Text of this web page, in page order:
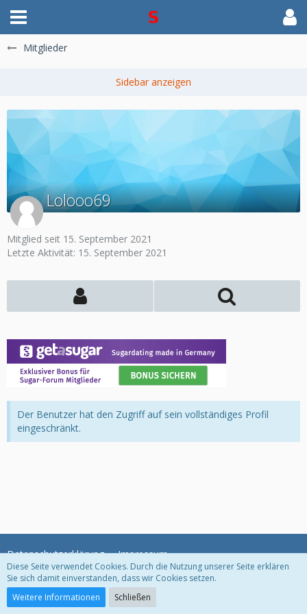
Mitglieder
Lolooo69
Mitglied seit 15. September 2021
Letzte Aktivität: 15. September 2021
Der Benutzer hat den Zugriff auf sein vollständiges Profil
eingeschränkt.
Datenschutzerklärung Impressum
Community-Software:
Diese Seite verwendet Cookies. Durch die Nutzung unserer Seite erklären
Sie sich damit einverstanden, dass wir Cookies setzen.
Weitere Informationen
Schließen